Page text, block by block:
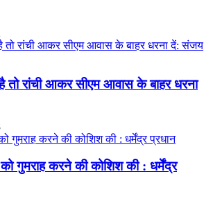
है तो रांची आकर सीएम आवास के बाहर धरना
गुमराह करने की कोशिश की : धर्मेंद्र